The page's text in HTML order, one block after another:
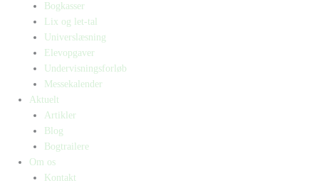
Bogkasser
Lix og let-tal
Universlæsning
Elevopgaver
Undervisningsforløb
Messekalender
Aktuelt
Artikler
Blog
Bogtrailere
Om os
Kontakt